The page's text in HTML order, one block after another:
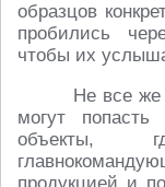
образцов
пробились
чтобы их
Не все же
могут попасть
объекты,